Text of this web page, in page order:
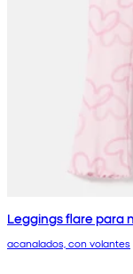
Leggings flare para
acanalados, con volantes